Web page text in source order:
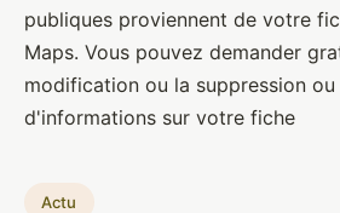
publiques proviennent de votre
Maps. Vous pouvez demander
modification ou la suppression
d'informations sur votre fiche
Actu